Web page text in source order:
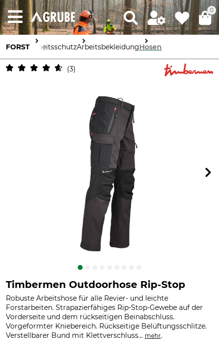
0
FORST ArbeitsschutzArbeitsbekleidungHosen
3
Timbermen Outdoorhose Rip-Stop
Robuste Arbeitshose für alle Revier- und leichte
Forstarbeiten. Strapazierfähiges Rip-Stop-Gewebe auf der
Vorderseite und dem rückseitigen Beinabschluss.
Vorgeformter Kniebereich. Rückseitige Belüftungsschlitze.
Verstellbarer Bund mit Klettverschluss... mehr.